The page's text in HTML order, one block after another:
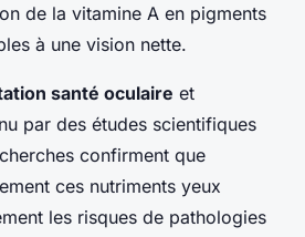
de la vitamine A en pigments
à une vision nette.
santé oculaire et
par des études scientifiques
confirment que
ces nutriments yeux
les risques de pathologies